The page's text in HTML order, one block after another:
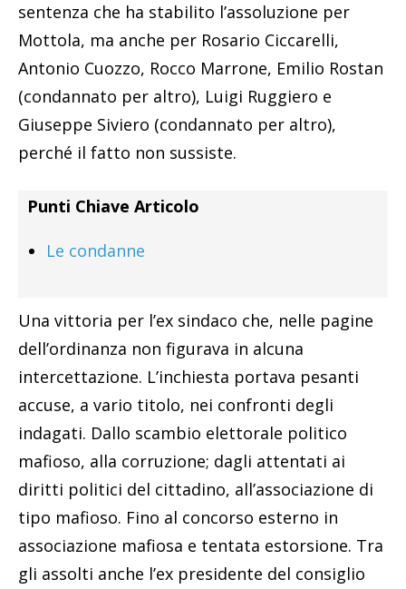
sentenza che ha stabilito l’assoluzione per
Mottola, ma anche per Rosario Ciccarelli,
Antonio Cuozzo, Rocco Marrone, Emilio Rostan
(condannato per altro), Luigi Ruggiero e
Giuseppe Siviero (condannato per altro),
perché il fatto non sussiste.
Punti Chiave Articolo
Le condanne
Una vittoria per l’ex sindaco che, nelle pagine
dell’ordinanza non figurava in alcuna
intercettazione. L’inchiesta portava pesanti
accuse, a vario titolo, nei confronti degli
indagati. Dallo scambio elettorale politico
mafioso, alla corruzione; dagli attentati ai
diritti politici del cittadino, all’associazione di
tipo mafioso. Fino al concorso esterno in
associazione mafiosa e tentata estorsione. Tra
gli assolti anche l’ex presidente del consiglio